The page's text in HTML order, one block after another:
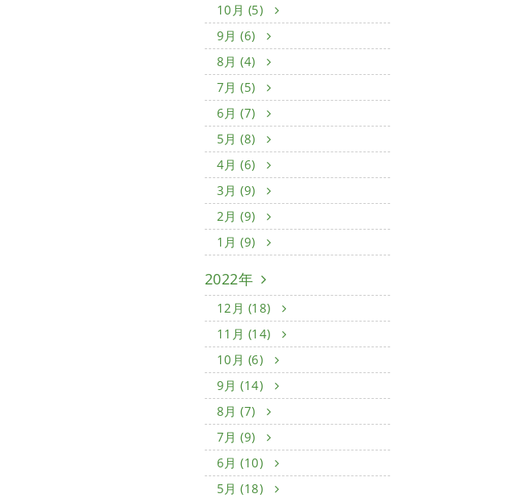
10月 (5)
9月 (6)
8月 (4)
7月 (5)
6月 (7)
5月 (8)
4月 (6)
3月 (9)
2月 (9)
1月 (9)
2022年
12月 (18)
11月 (14)
10月 (6)
9月 (14)
8月 (7)
7月 (9)
6月 (10)
5月 (18)